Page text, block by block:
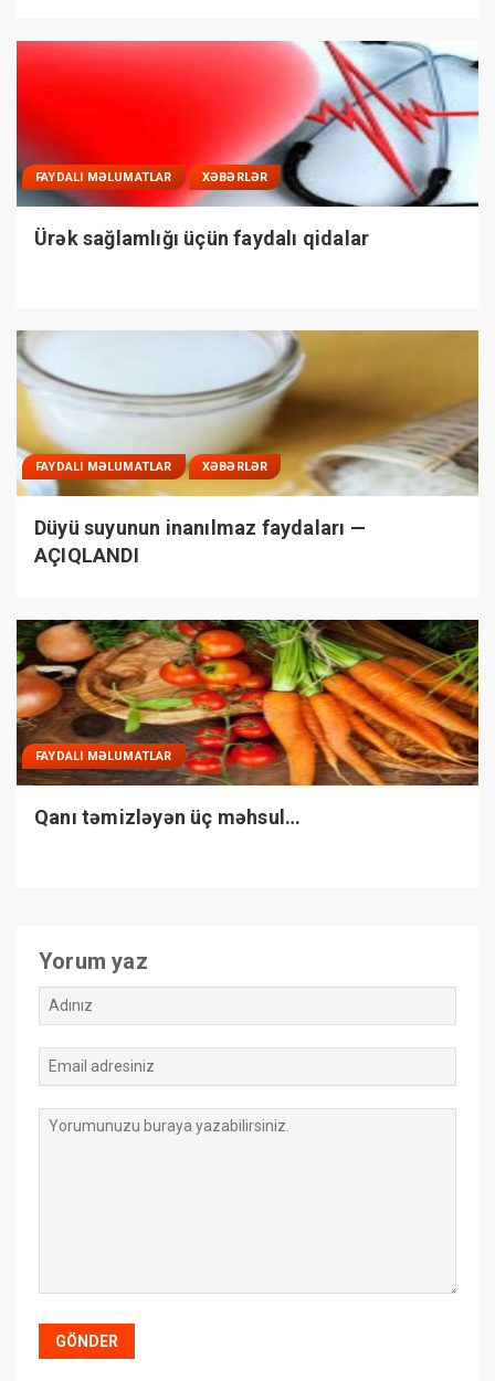
FAYDALI MƏLUMATLAR XƏBƏRLƏR
Ürək sağlamlığı üçün faydalı qidalar
FAYDALI MƏLUMATLAR XƏBƏRLƏR
Düyü suyunun inanılmaz faydaları —
AÇIQLANDI
FAYDALI MƏLUMATLAR
Qanı təmizləyən üç məhsul…
Yorum yaz